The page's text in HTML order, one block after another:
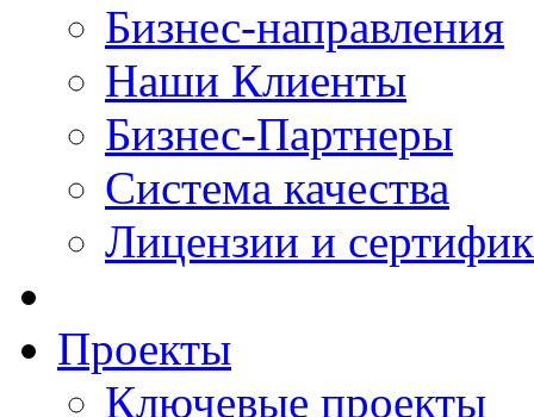
Бизнес-направления
Наши Клиенты
Бизнес-Партнеры
Система качества
Лицензии и
Проекты
Ключевые проекты